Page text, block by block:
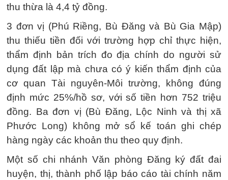
thu thừa là 4,4 tỷ đồng.
3 đơn vị (Phú Riềng, Bù Đăng và Bù Gia Mập)
thu thiếu tiền đối với trường hợp chỉ thực hiện,
thẩm định bản trích đo địa chính do người sử
dụng đất lập mà chưa có ý kiến thẩm định của
cơ quan Tài nguyên-Môi trường, không đúng
định mức 25%/hồ sơ, với số tiền hơn 752 triệu
đồng. Ba đơn vị (Bù Đăng, Lộc Ninh và thị xã
Phước Long) không mở sổ kế toán ghi chép
hàng ngày các khoản thu theo quy định.
Một số chi nhánh Văn phòng Đăng ký đất đai
huyện, thị, thành phố lập báo cáo tài chính năm